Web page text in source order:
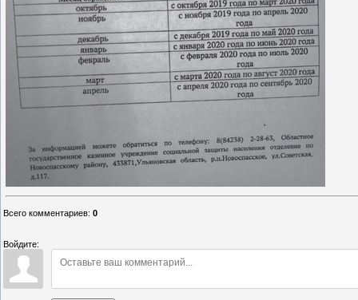
Всего комментариев: 0
Войдите: